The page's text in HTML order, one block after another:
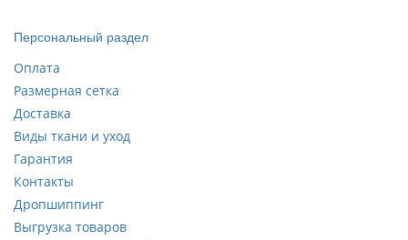
Персональный раздел
Оплата
Размерная сетка
Доставка
Виды ткани и уход
Гарантия
Контакты
Дропшиппинг
Выгрузка товаров